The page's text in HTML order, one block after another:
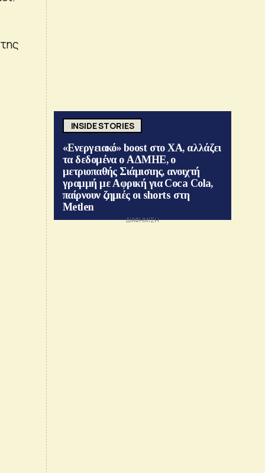
INSIDE STORIES
«Ενεργειακό» boost στο ΧΑ, αλλάζει
τα δεδομένα ο ΑΔΜΗΕ, ο
μετριοπαθής Σιάμισιης, ανοιχτή
γραμμή με Αφρική για Coca Cola,
παίρνουν ζημιές οι shorts στη
Metlen